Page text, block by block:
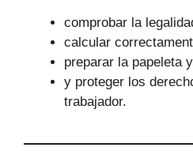
comprobar la
calcular
preparar la papeleta
y proteger los
trabajador.